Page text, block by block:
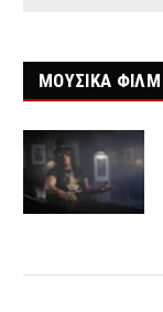
ΜΟΥΣΙΚΑ ΦΙΛΜ